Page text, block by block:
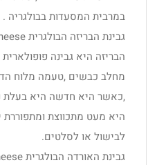
במרבית המסעדות בבולגריה .
גבינת הבריזה הבולגרית Bulgarian Brinza Cheese
הבריזה היא גבינה
,כאשר היא חדשה היא בעלת
היא מעט מתכווצת ומתפוררת
לבישול או לסלטים.
גבינת האורדה הבולגרית Bulgarian Urda Cheese